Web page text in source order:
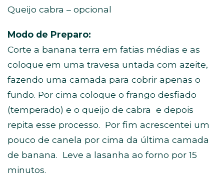
Queijo cabra – opcional
Modo de Preparo:
Corte a banana terra em fatias médias e as
coloque em uma travesa untada com azeite,
fazendo uma camada para cobrir apenas o
fundo. Por cima coloque o frango desfiado
(temperado) e o queijo de cabra e depois
repita esse processo. Por fim acrescentei um
pouco de canela por cima da última camada
de banana. Leve a lasanha ao forno por 15
minutos.